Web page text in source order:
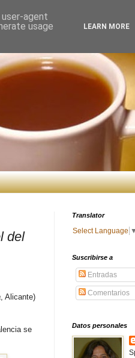
del
, Alicante)
se
Translator
Select Language
Suscribirse a
Entradas
Comentarios
Datos personales
agent
usage
LEARN MORE